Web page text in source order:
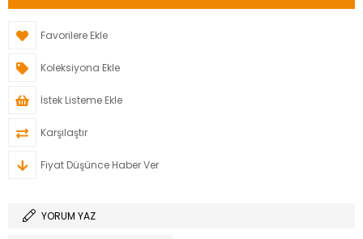
Favorilere Ekle
Koleksiyona Ekle
İstek Listeme Ekle
Karşılaştır
Fiyat Düşünce Haber Ver
YORUM YAZ